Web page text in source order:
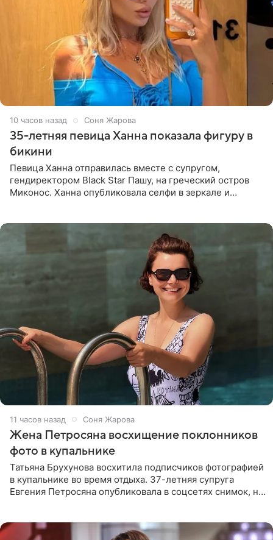
10 часов назад Соня Жарова
35-летняя певица Ханна показала фигуру в
бикини
Певица Ханна отправилась вместе с супругом,
гендиректором Black Star Пашу, на греческий остров
Миконос. Ханна опубликовала селфи в зеркале и
11 часов назад Соня Жарова
Жена Петросяна восхищение поклонников
фото в купальнике
Татьяна Брухунова восхитила подписчиков фотографией
в купальнике во время отдыха. 37-летняя супруга
Евгения Петросяна опубликовала в соцсетях снимок, на